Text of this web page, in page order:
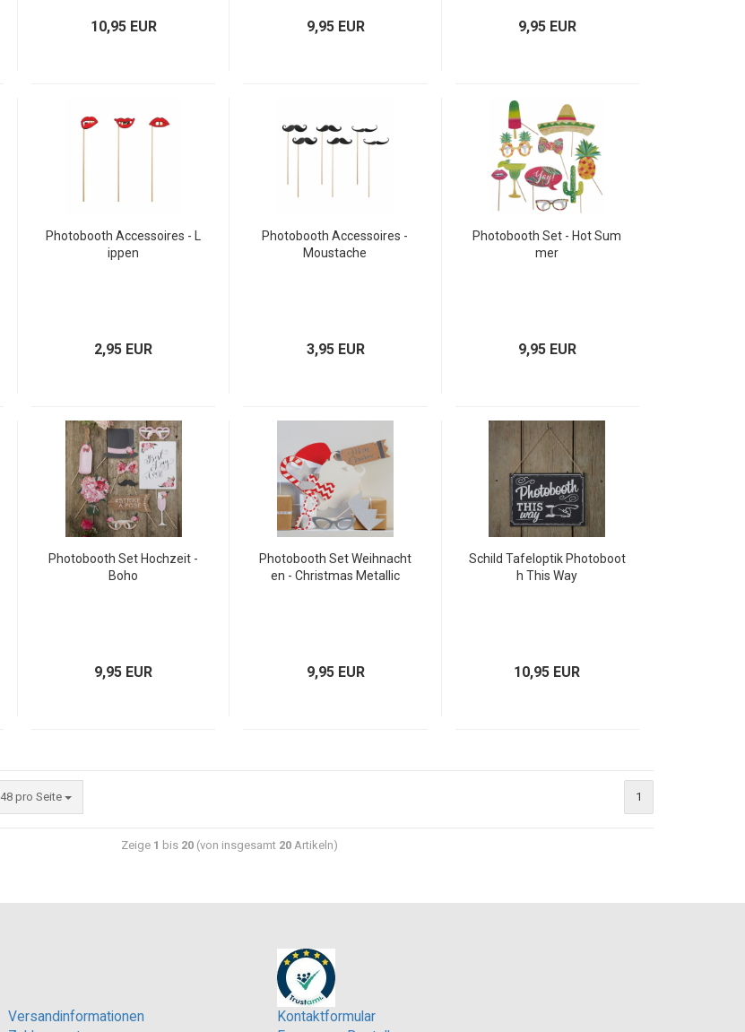
10,95 EUR 9,95 EUR 9,95 EUR
Photobooth Accessoires - L
ippen
2,95 EUR
Photobooth Accessoires -
Moustache
3,95 EUR
Photobooth Set - Hot Sum
mer
9,95 EUR
Photobooth Set Hochzeit -
Boho
9,95 EUR
Photobooth Set Weihnacht
en - Christmas Metallic
9,95 EUR
Schild Tafeloptik Photoboot
h This Way
10,95 EUR
48 pro Seite 1
Zeige 1 bis 20 (von insgesamt 20 Artikeln)
Versandinformationen
Kontaktformular